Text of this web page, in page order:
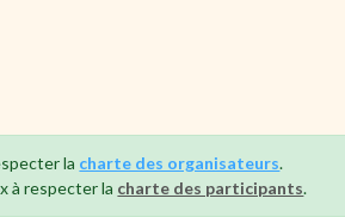
la charte des organisateurs.
à respecter la charte des participants.